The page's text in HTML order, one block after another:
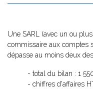
Une SARL (avec un ou
commissaire aux comptes
dépasse au moins deux
- total du bilan : 1
- chiffres d'affaires